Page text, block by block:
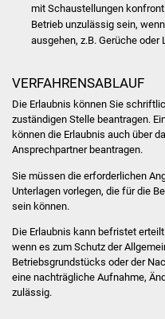
mit Schaustellungen
Betrieb unzulässig sein,
ausgehen, z.B. Gerüche oder
VERFAHRENSABLAUF
Die Erlaubnis können Sie
zuständigen Stelle beantragen.
können die Erlaubnis auch über
Ansprechpartner beantragen.
Sie müssen die erforderlichen
Unterlagen vorlegen, die für die
sein können.
Die Erlaubnis kann befristet
wenn es zum Schutz der
Betriebsgrundstücks oder der
eine nachträgliche Aufnahme,
zulässig.